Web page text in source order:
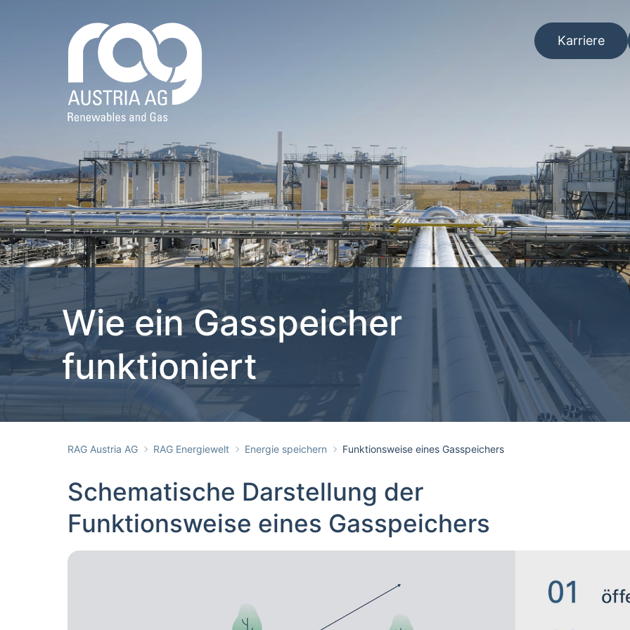
Karriere
Wie ein Gasspeicher
funktioniert
RAG Austria AG RAG Energiewelt Energie speichern Funktionsweise eines Gasspeichers
Schematische Darstellung der
Funktionsweise eines Gasspeichers